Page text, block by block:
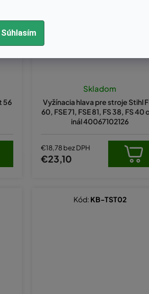
Súhlasím
56
Vyžínacia hlava pre stroje Stihl
60, FSE 71, FSE 81, FS 38, FS 40
inál 40067102126
Skladom
€18,78 bez DPH
€23,10
Kód: KB-TST02